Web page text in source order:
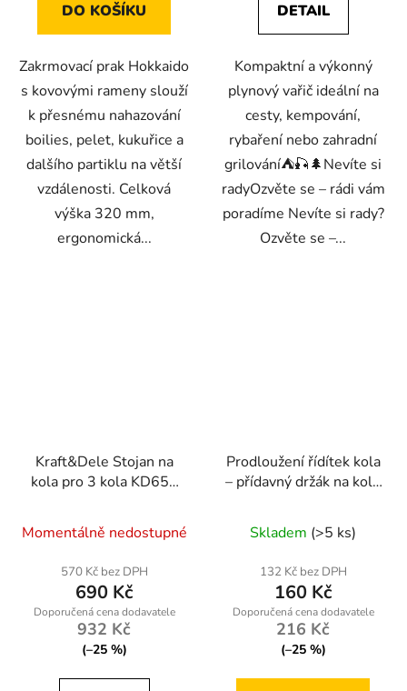
DO KOŠÍKU
Zakrmovací prak Hokkaido
s kovovými rameny slouží
k přesnému nahazování
boilies, pelet, kukuřice a
dalšího partiklu na větší
vzdálenosti. Celková
výška 320 mm,
ergonomická...
DETAIL
Kompaktní a výkonný
plynový vařič ideální na
cesty, kempování,
rybaření nebo zahradní
grilování⛺🎣🌲Nevíte si
radyOzvěte se – rádi vám
poradíme Nevíte si rady?
Ozvěte se –...
Kraft&Dele Stojan na
kola pro 3 kola KD650
konstrukce
Momentálně nedostupné
570 Kč bez DPH
690 Kč
932 Kč
(–25 %)
Prodloužení řídítek kola
– přídavný držák na kolo
Skladem (>5 ks)
132 Kč bez DPH
160 Kč
216 Kč
(–25 %)